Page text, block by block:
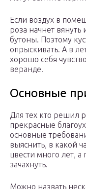
Если воздух в
роза начнет вянуть
бутоны. Поэтому
опрыскивать. А в
хорошо себя
веранде.
Основные
Для тех кто решил
прекрасные
основные
выяснить, в какой
цвести много лет, а
зачахнуть.
Можно назвать